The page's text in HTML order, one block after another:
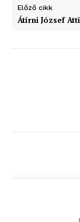
Előző cikk
Átírni József